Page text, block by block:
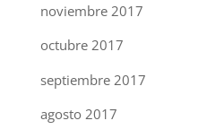
noviembre 2017
octubre 2017
septiembre 2017
agosto 2017